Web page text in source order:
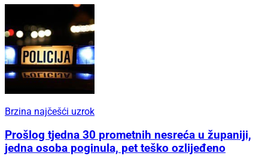
Brzina najčešći uzrok
Prošlog tjedna 30 prometnih nesreća u županiji,
jedna osoba poginula, pet teško ozlijeđeno